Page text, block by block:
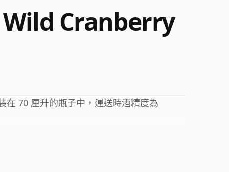
Wild Cranberry
在 70 厘升的瓶子中，運送時酒精度為